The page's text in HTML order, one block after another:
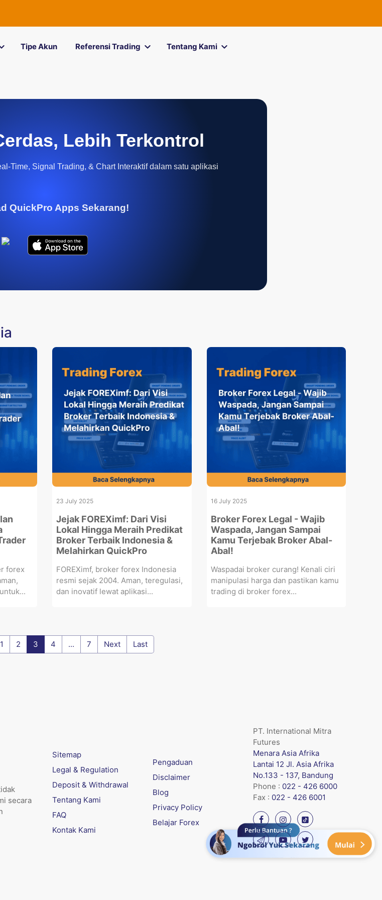
Tipe Akun Referensi Trading Tentang Kami
Lebih Terkontrol
Time, Signal Trading, & Chart Interaktif dalam satu aplikasi
QuickPro Apps Sekarang!
forex
23 July 2025
Jejak FOREXimf: Dari Visi
Lokal Hingga Meraih Predikat
Broker Terbaik Indonesia &
Melahirkan QuickPro
FOREXimf, broker forex Indonesia
resmi sejak 2004. Aman, teregulasi,
dan inovatif lewat aplikasi...
16 July 2025
Broker Forex Legal - Wajib
Waspada, Jangan Sampai
Kamu Terjebak Broker Abal-
Abal!
Waspadai broker curang! Kenali ciri
manipulasi harga dan pastikan kamu
trading di broker forex...
1 2 3 4 ... 7 Next Last
secara
Sitemap
Legal & Regulation
Deposit & Withdrawal
Tentang Kami
FAQ
Kontak Kami
Pengaduan
Disclaimer
Blog
Privacy Policy
Belajar Forex
PT. International Mitra
Futures
Menara Asia Afrika
Lantai 12 Jl. Asia Afrika
No.133 - 137, Bandung
Phone : 022 - 426 6000
Fax : 022 - 426 6001